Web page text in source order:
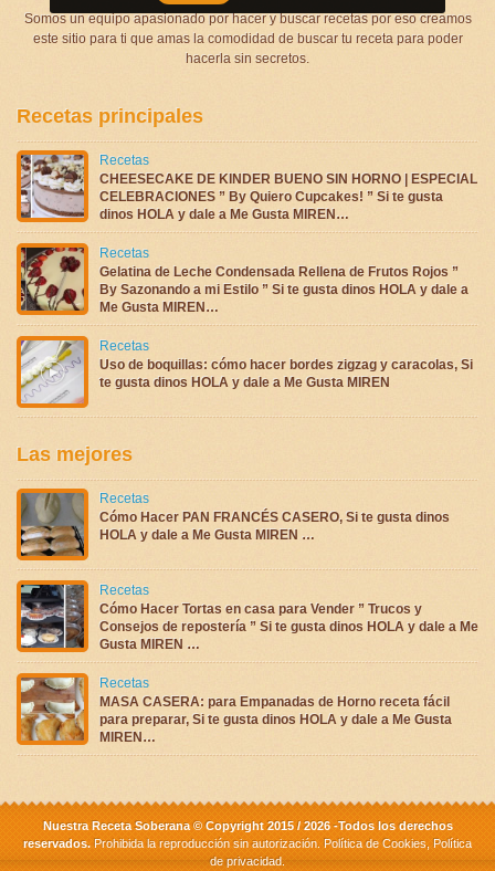
Somos un equipo apasionado por hacer y buscar recetas por eso creamos
este sitio para ti que amas la comodidad de buscar tu receta para poder
hacerla sin secretos.
Recetas principales
Recetas
CHEESECAKE DE KINDER BUENO SIN HORNO | ESPECIAL
CELEBRACIONES ” By Quiero Cupcakes! ” Si te gusta
dinos HOLA y dale a Me Gusta MIREN…
Recetas
Gelatina de Leche Condensada Rellena de Frutos Rojos ”
By Sazonando a mi Estilo ” Si te gusta dinos HOLA y dale a
Me Gusta MIREN…
Recetas
Uso de boquillas: cómo hacer bordes zigzag y caracolas, Si
te gusta dinos HOLA y dale a Me Gusta MIREN
Las mejores
Recetas
Cómo Hacer PAN FRANCÉS CASERO, Si te gusta dinos
HOLA y dale a Me Gusta MIREN …
Recetas
Cómo Hacer Tortas en casa para Vender ” Trucos y
Consejos de repostería ” Si te gusta dinos HOLA y dale a Me
Gusta MIREN …
Recetas
MASA CASERA: para Empanadas de Horno receta fácil
para preparar, Si te gusta dinos HOLA y dale a Me Gusta
MIREN…
Nuestra Receta Soberana © Copyright 2015 / 2026 -Todos los derechos
reservados. Prohibida la reproducción sin autorización. Política de Cookies, Política
de privacidad.